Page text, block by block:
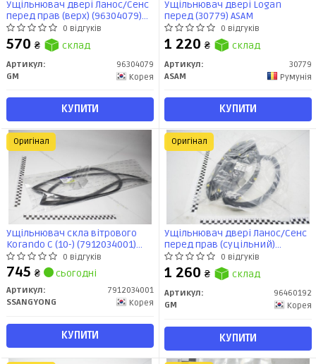
Ущільнювач двері Ланос/Сенс
перед прав (верх) (96304079)
GM
0 відгуків
570 ₴ склад
Артикул:
96304079
GM
Корея
КУПИТИ
Ущільнювач двері Logan
перед (30779) ASAM
0 відгуків
1 220 ₴ склад
Артикул:
30779
ASAM
Румунія
КУПИТИ
Ущільнювач скла вітрового
Korando C (10-) (7912034001)
SsangYong
0 відгуків
745 ₴ сьогодні
Артикул:
7912034001
SSANGYONG
Корея
КУПИТИ
Оригінал
Ущільнювач двері Ланос/Сенс
перед прав (суцільний)
(96460192) GM0 відгуків
1 260 ₴ склад
Артикул:
96460192
GM
Корея
КУПИТИ
Оригінал